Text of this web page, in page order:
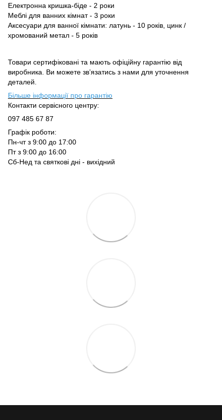
Електронна кришка-бiде - 2 роки
Меблі для ванних кімнат - 3 роки
Аксесуари для ванної кімнати: латунь - 10 років, цинк /
хромований метал - 5 років
Товари сертифіковані та мають офіційну гарантію від
виробника. Ви можете зв’язатись з нами для уточнення
деталей.
Більше інформації про гарантію
Контакти сервісного центру:
097 485 67 87
Графік роботи:
Пн-чт з 9:00 до 17:00
Пт з 9:00 до 16:00
Сб-Нед та святкові дні - вихідний